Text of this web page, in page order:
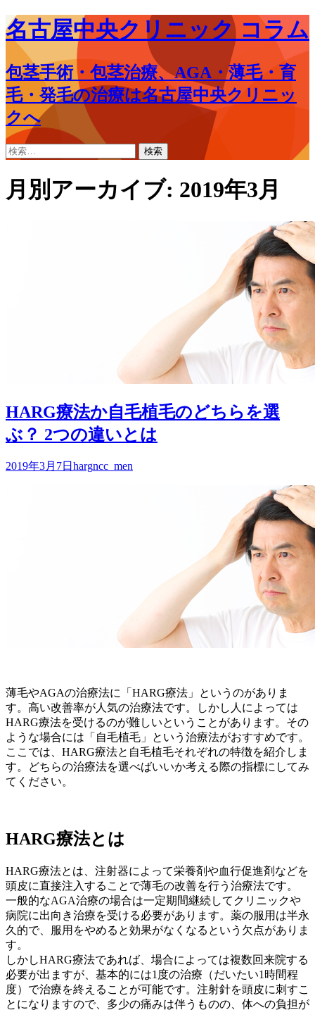
名古屋中央クリニック コラム
包茎手術・包茎治療、AGA・薄毛・育
毛・発毛の治療は名古屋中央クリニッ
クへ
コ
ン
テ
ン
検
索:
月別アーカイブ: 2019年3月
HARG療法か自毛植毛のどちらを選
ぶ？ 2つの違いとは
2019年3月7日 hargncc_men
薄毛やAGAの治療法に「HARG療法」というのがありま
す。高い改善率が人気の治療法です。しかし人によっては
HARG療法を受けるのが難しいということがあります。その
ような場合には「自毛植毛」という治療法がおすすめです。
ここでは、HARG療法と自毛植毛それぞれの特徴を紹介しま
す。どちらの治療法を選べばいいか考える際の指標にしてみ
てください。
HARG療法とは
HARG療法とは、注射器によって栄養剤や血行促進剤などを
頭皮に直接注入することで薄毛の改善を行う治療法です。
一般的なAGA治療の場合は一定期間継続してクリニックや
病院に出向き治療を受ける必要があります。薬の服用は半永
久的で、服用をやめると効果がなくなるという欠点がありま
す。
しかしHARG療法であれば、場合によっては複数回来院する
必要が出ますが、基本的には1度の治療（だいたい1時間程
度）で治療を終えることが可能です。注射針を頭皮に刺すこ
とになりますので、多少の痛みは伴うものの、体への負担が